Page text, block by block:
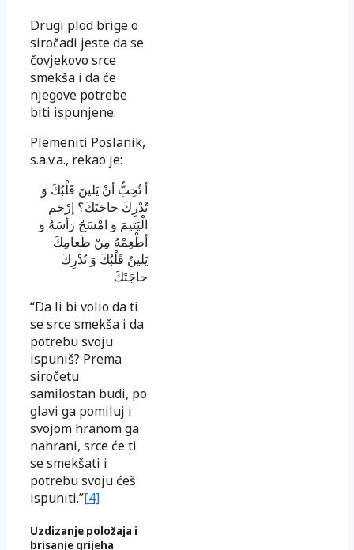
Drugi plod brige o
siročadi jeste da se
čovjekovo srce
smekša i da će
njegove potrebe
biti ispunjene.
Plemeniti Poslanik,
s.a.v.a., rekao je:
أ تُحِبُّ أنْ يَلينَ قَلْبُكَ وَ
تُدْرِكَ حاجَتَكَ؟ إرْحَمِ
الْيَتيمَ وَ امْسَحْ رَأسَهُ وَ
أطْعِمْهُ مِنْ طَعامِكَ
يَلينُ قَلْبُكَ وَ تُدْرِكَ
حاجَتَكَ
“Da li bi volio da ti
se srce smekša i da
potrebu svoju
ispuniš? Prema
siročetu
samilostan budi, po
glavi ga pomiluj i
svojom hranom ga
nahrani, srce će ti
se smekšati i
potrebu svoju ćeš
ispuniti.”[4]
Uzdizanje položaja i
brisanje grijeha